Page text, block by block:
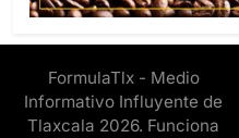
FormulaTlx - Medio
Informativo Influyente de
Tlaxcala 2026. Funciona